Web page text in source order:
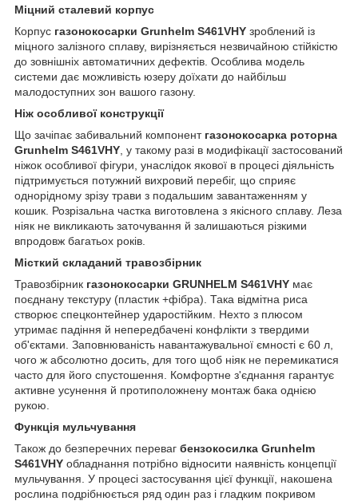
Міцний сталевий корпус
Корпус газонокосарки Grunhelm S461VHY зроблений із
міцного залізного сплаву, вирізняється незвичайною стійкістю
до зовнішніх автоматичних дефектів. Особлива модель
системи дає можливість юзеру доїхати до найбільш
малодоступних зон вашого газону.
Ніж особливої конструкції
Що зачіпає забивальний компонент газонокосарка роторна
Grunhelm S461VHY , у такому разі в модифікації застосований
ніжок особливої фігури, унаслідок якової в процесі діяльність
підтримується потужний вихровий перебіг, що сприяє
однорідному зрізу трави з подальшим завантаженням у
кошик. Розрізальна частка виготовлена з якісного сплаву. Леза
ніяк не викликають заточування й залишаються різкими
впродовж багатьох років.
Місткий складаний травозбірник
Травозбірник газонокосарки GRUNHELM S461VHY має
поєднану текстуру (пластик +фібра). Така відмітна риса
створює спецконтейнер ударостійким. Нехто з плюсом
утримає падіння й непередбачені конфлікти з твердими
об'єктами. Заповнюваність навантажувальної ємності є 60 л,
чого ж абсолютно досить, для того щоб ніяк не перемикатися
часто для його спустошення. Комфортне з'єднання гарантує
активне усунення й протиположнену монтаж бака однією
рукою.
Функція мульчування
Також до безперечних переваг бензокосилка Grunhelm
S461VHY обладнання потрібно відносити наявність концепції
мульчування. У процесі застосування цієї функції, накошена
рослина подрібнюється ряд один раз і гладким покривом